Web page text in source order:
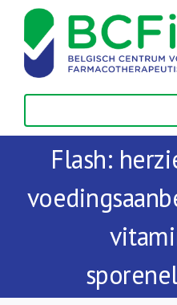
content
Nieuws
Publicaties
Flash: